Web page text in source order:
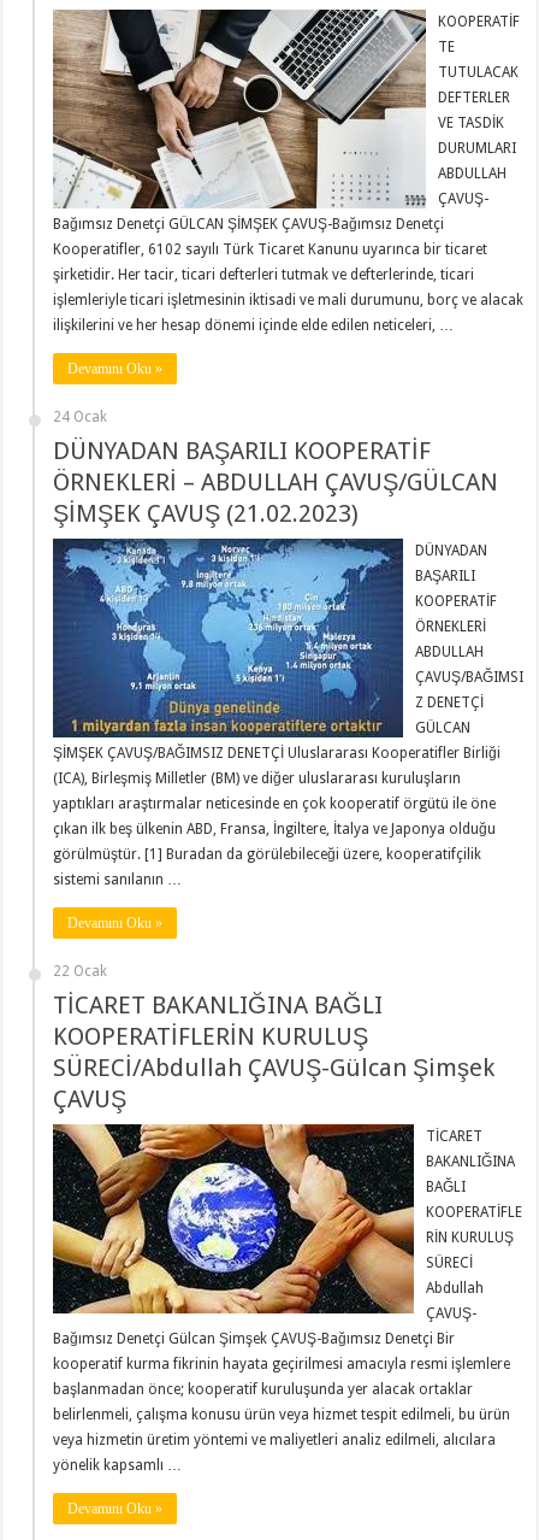
KOOPERATİF
TE
TUTULACAK
DEFTERLER
VE TASDİK
DURUMLARI
ABDULLAH
ÇAVUŞ-
Bağımsız Denetçi GÜLCAN ŞİMŞEK ÇAVUŞ-Bağımsız Denetçi
Kooperatifler, 6102 sayılı Türk Ticaret Kanunu uyarınca bir ticaret
şirketidir. Her tacir, ticari defterleri tutmak ve defterlerinde, ticari
işlemleriyle ticari işletmesinin iktisadi ve mali durumunu, borç ve alacak
ilişkilerini ve her hesap dönemi içinde elde edilen neticeleri, …
Devamını Oku »
24 Ocak
DÜNYADAN BAŞARILI KOOPERATİF
ÖRNEKLERİ – ABDULLAH ÇAVUŞ/GÜLCAN
ŞİMŞEK ÇAVUŞ (21.02.2023)
DÜNYADAN
BAŞARILI
KOOPERATİF
ÖRNEKLERİ
ABDULLAH
ÇAVUŞ/BAĞIMSI
Z DENETÇİ
GÜLCAN
ŞİMŞEK ÇAVUŞ/BAĞIMSIZ DENETÇİ Uluslararası Kooperatifler Birliği
(ICA), Birleşmiş Milletler (BM) ve diğer uluslararası kuruluşların
yaptıkları araştırmalar neticesinde en çok kooperatif örgütü ile öne
çıkan ilk beş ülkenin ABD, Fransa, İngiltere, İtalya ve Japonya olduğu
görülmüştür. [1] Buradan da görülebileceği üzere, kooperatifçilik
sistemi sanılanın …
Devamını Oku »
22 Ocak
TİCARET BAKANLIĞINA BAĞLI
KOOPERATİFLERİN KURULUŞ
SÜRECİ/Abdullah ÇAVUŞ-Gülcan Şimşek
ÇAVUŞ
TİCARET
BAKANLIĞINA
BAĞLI
KOOPERATİFLE
RİN KURULUŞ
SÜRECİ
Abdullah
ÇAVUŞ-
Bağımsız Denetçi Gülcan Şimşek ÇAVUŞ-Bağımsız Denetçi Bir
kooperatif kurma fikrinin hayata geçirilmesi amacıyla resmi işlemlere
başlanmadan önce; kooperatif kuruluşunda yer alacak ortaklar
belirlenmeli, çalışma konusu ürün veya hizmet tespit edilmeli, bu ürün
veya hizmetin üretim yöntemi ve maliyetleri analiz edilmeli, alıcılara
yönelik kapsamlı …
Devamını Oku »